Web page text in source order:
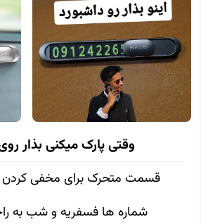
وقتی پارک میکنی بذار
قسمت متحرک برای مخفی کردن
شماره ها فسفریه و شب به